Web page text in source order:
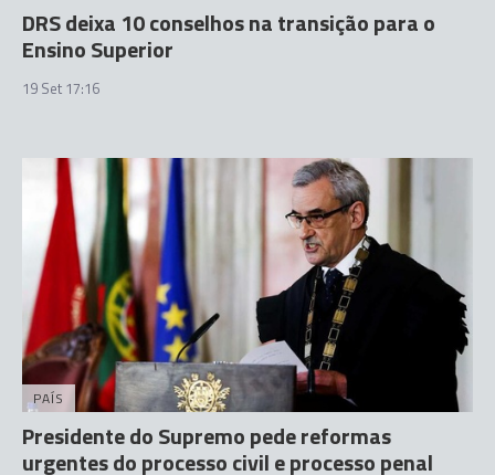
DRS deixa 10 conselhos na transição para o
Ensino Superior
19 Set 17:16
PAÍS
Presidente do Supremo pede reformas
urgentes do processo civil e processo penal